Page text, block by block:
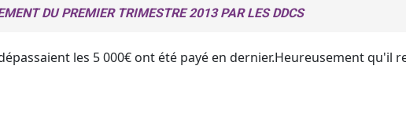
DU PREMIER TRIMESTRE 2013 PAR LES DDCS
les 5 000€ ont été payé en dernier.Heureusement qu'il